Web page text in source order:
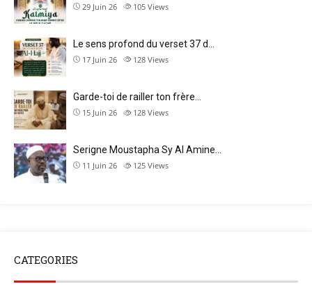
29 Juin 26 105 Views
Le sens profond du verset 37 d…
17 Juin 26 128 Views
Garde-toi de railler ton frère…
15 Juin 26 128 Views
Serigne Moustapha Sy Al Amine…
11 Juin 26 125 Views
CATEGORIES